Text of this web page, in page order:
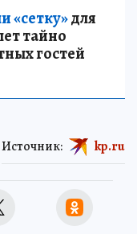
«сетку»для
тайно
гостей
Источник: kp.ru